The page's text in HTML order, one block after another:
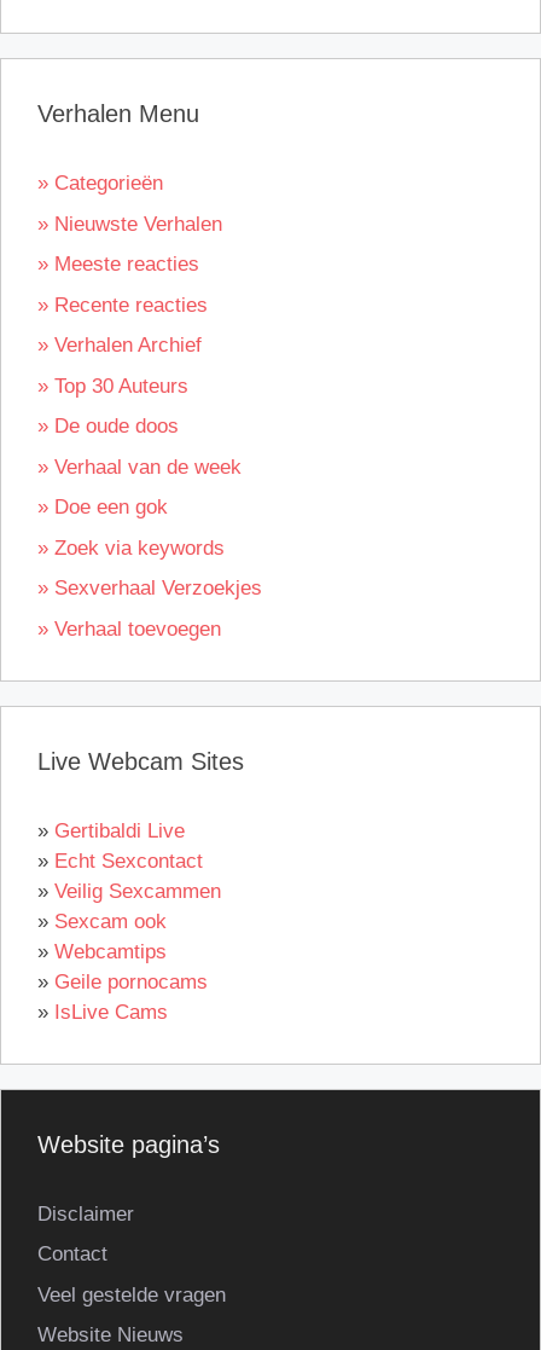
Verhalen Menu
» Categorieën
» Nieuwste Verhalen
» Meeste reacties
» Recente reacties
» Verhalen Archief
» Top 30 Auteurs
» De oude doos
» Verhaal van de week
» Doe een gok
» Zoek via keywords
» Sexverhaal Verzoekjes
» Verhaal toevoegen
Live Webcam Sites
» Gertibaldi Live
» Echt Sexcontact
» Veilig Sexcammen
» Sexcam ook
» Webcamtips
» Geile pornocams
» IsLive Cams
Website pagina’s
Disclaimer
Contact
Veel gestelde vragen
Website Nieuws